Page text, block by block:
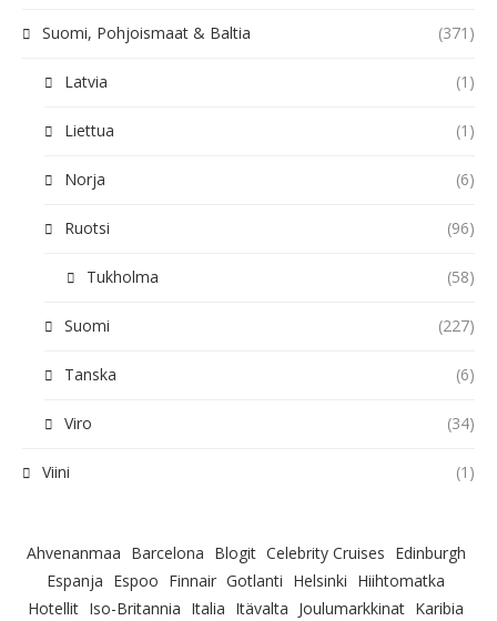
Suomi, Pohjoismaat & Baltia (371)
Latvia (1)
Liettua (1)
Norja (6)
Ruotsi (96)
Tukholma (58)
Suomi (227)
Tanska (6)
Viro (34)
Viini (1)
Ahvenanmaa Barcelona Blogit Celebrity Cruises Edinburgh
Espanja Espoo Finnair Gotlanti Helsinki Hiihtomatka
Hotellit Iso-Britannia Italia Itävalta Joulumarkkinat Karibia